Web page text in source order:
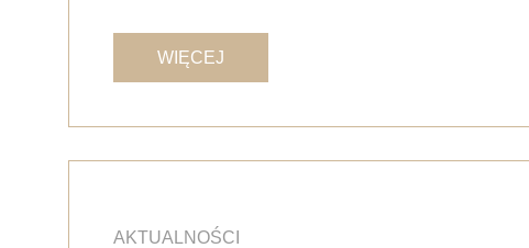
WIĘCEJ
AKTUALNOŚCI